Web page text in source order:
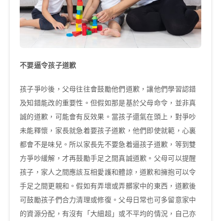
不要逼令孩子道歉
孩子爭吵後，父母往往會鼓勵他們道歉，讓他們學習認錯
及知錯能改的重要性。但假如那是基於父母命令，並非真
誠的道歉，可能會有反效果。當孩子還氣在頭上，對爭吵
未能釋懷，家長就急着要孩子道歉，他們即使就範，心裏
都會不是味兒。所以家長先不要急着逼孩子道歉，等到雙
方爭吵緩解，才再鼓勵手足之間真誠道歉。父母可以提醒
孩子，家人之間應該互相愛護和體諒，道歉和擁抱可以令
手足之間更親和。假如有弄壞或弄髒家中的東西，道歉後
可鼓勵孩子們合力清理或修復。父母日常也可多留意家中
的資源分配，有沒有「大細超」或不平均的情況，自己亦